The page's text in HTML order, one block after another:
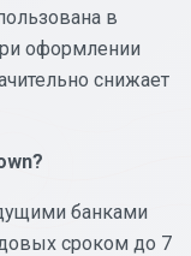
в
оформлении
снижает
банками
сроком до 7